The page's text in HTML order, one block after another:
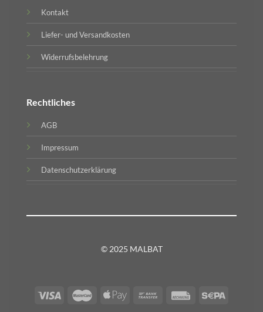
Kontakt
Liefer- und Versandkosten
Widerrufsbelehrung
Rechtliches
AGB
Impressum
Datenschutzerklärung
© 2025 MALBAT